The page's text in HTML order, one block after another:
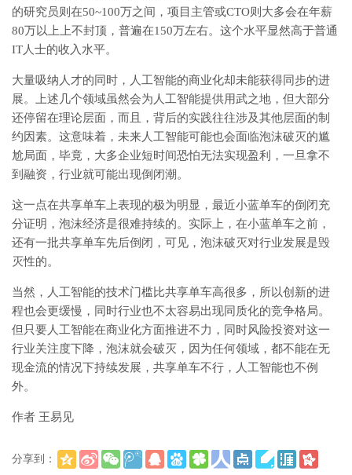
的研究员则在50~100万之间，项目主管或CTO则大多会在年薪
80万以上上不封顶，普遍在150万左右。这个水平显然高于普通
IT人士的收入水平。
大量吸纳人才的同时，人工智能的商业化却未能获得同步的进
展。上述几个领域虽然会为人工智能提供用武之地，但大部分
还停留在理论层面，而且，背后的实践往往涉及其他层面的制
约因素。这意味着，未来人工智能可能也会面临泡沫破灭的尴
尬局面，毕竟，大多企业短时间恐怕无法实现盈利，一旦拿不
到融资，行业就可能出现倒闭潮。
这一点在共享单车上表现的极为明显，最近小蓝单车的倒闭充
分证明，泡沫经济是很难持续的。实际上，在小蓝单车之前，
还有一批共享单车先后倒闭，可见，泡沫破灭对行业发展是毁
灭性的。
当然，人工智能的技术门槛比共享单车高很多，所以创新的进
程也会更缓慢，同时行业也不太容易出现同质化的竞争格局。
但只要人工智能在商业化方面推进不力，同时风险投资对这一
行业关注度下降，泡沫就会破灭，因为任何领域，都不能在无
现金流的情况下持续发展，共享单车不行，人工智能也不例
外。
作者 王易见
分享到：